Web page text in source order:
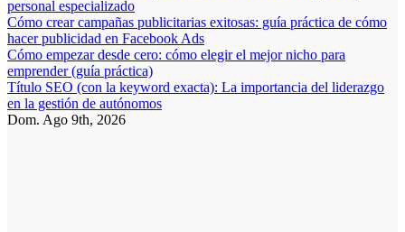
personal especializado
Cómo crear campañas publicitarias exitosas: guía práctica de cómo
hacer publicidad en Facebook Ads
Cómo empezar desde cero: cómo elegir el mejor nicho para
emprender (guía práctica)
Título SEO (con la keyword exacta): La importancia del liderazgo
en la gestión de autónomos
Dom. Ago 9th, 2026